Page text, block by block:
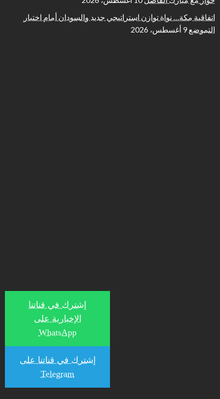
اتفاقية مكة… نواة توازن استراتيجي جديد والسودان أمام اختبار
التموضع 9 أغسطس، 2026
إشترك في قناتنا
الإخبارية على
WhatsApp
إشترك في قناتنا على
Telegram